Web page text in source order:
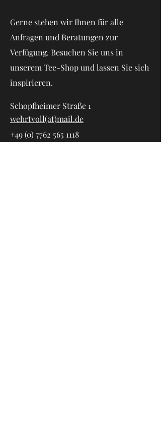
Gerne stehen wir Ihnen für alle
Anfragen und Beratungen zur
Verfügung. Besuchen Sie uns in
unserem Tee-Shop und lassen Sie sich
inspirieren.
Schopfheimer Straße 1
wehrtvoll(at)mail.de
+49 (0) 7762 565 1118